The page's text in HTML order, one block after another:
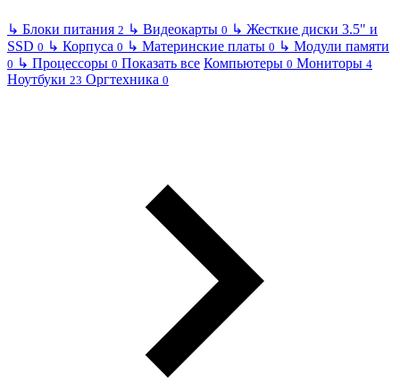
↳ Блоки питания 2 ↳ Видеокарты 0 ↳ Жесткие диски 3.5" и
SSD 0 ↳ Корпуса 0 ↳ Материнские платы 0 ↳ Модули памяти
0 ↳ Процессоры 0 Показать все Компьютеры 0 Мониторы 4
Ноутбуки 23 Оргтехника 0